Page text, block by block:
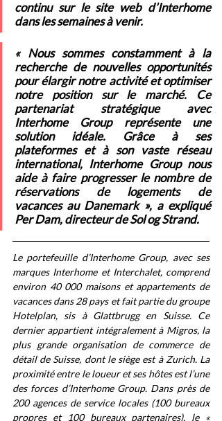
continu sur le site web d’Interhome
dans les semaines à venir.
« Nous sommes constamment à la
recherche de nouvelles opportunités
pour élargir notre activité et optimiser
notre position sur le marché. Ce
partenariat stratégique avec
Interhome Group représente une
solution idéale. Grâce à ses
plateformes et à son vaste réseau
international, Interhome Group nous
aide à faire progresser le nombre de
réservations de logements de
vacances au Danemark », a expliqué
Per Dam, directeur de Sol og Strand.
Le portefeuille d’Interhome Group, avec ses
marques Interhome et Interchalet, comprend
environ 40 000 maisons et appartements de
vacances dans 28 pays et fait partie du groupe
Hotelplan, sis à Glattbrugg en Suisse. Ce
dernier appartient intégralement à Migros, la
plus grande organisation de commerce de
détail de Suisse, dont le siège est à Zurich. La
proximité entre le loueur et ses hôtes est l’une
des forces d’Interhome Group. Dans près de
200 agences de service locales (100 bureaux
propres et 100 bureaux partenaires), le «